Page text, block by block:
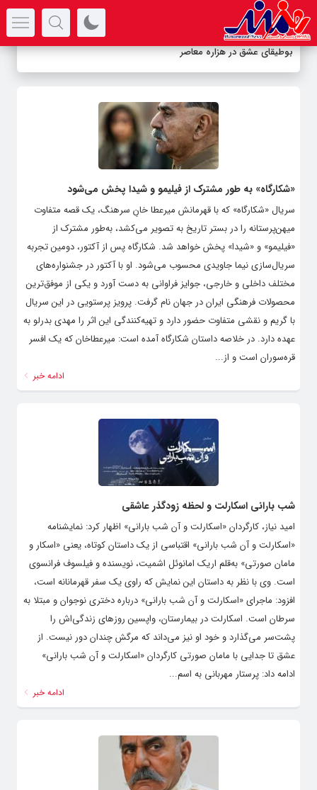
بوطیقای عشق در هزاره معاصر
«شکارگاه» به طور مشترک از فیلیمو و شیدا پخش می‌شود
سریال «شکارگاه» که با قهرمانش میرعطا خانِ سرهنگ، یک قصه متفاوت
میهن‌پرستانه را در بستر تاریخ به تصویر می‌کشد، به‌طور مشترک از
«فیلیمو» و «شیدا» پخش خواهد شد. شکارگاه پس از آکتور، دومین تجربه
سریال‌سازی نیما جاویدی محسوب می‌شود. او با آکتور در جشنواره‌های
مختلف داخلی و خارجی، جوایز فراوانی به دست آورد و یکی از موفق‌ترین
محصولات فرهنگی ایران در جهان نام گرفت. پرویز پرستویی در این سریال
با گریم و نقشی متفاوت حضور دارد و تهیه‌کنندگی این اثر را مهدی بدرلو به
عهده دارد. در خلاصه داستان شکارگاه آمده است: میرعطاخان که یک افسر
قره‌سوران است و از...
ادامه خبر
شب بارانی اسکارلت و لحظه زودگذر عاشقی
امید نیاز، کارگردان «اسکارلت و آن شب بارانی» اظهار کرد: نمایشنامه
«اسکارلت و آن شب بارانی» اقتباسی از یک داستان کوتاه، یعنی «اسکار و
مامان صورتی» به‌قلم اریک امانوئل اشمیت، نویسنده و فیلسوف فرانسوی
است. وی با نظر به داستان این نمایش که راوی یک سفر قهرمانانه است،
افزود: ماجرای «اسکارلت و آن شب بارانی» درباره دختری نوجوان و مبتلا به
سرطان است. اسکارلت در بیمارستان، واپسین روزهای زندگی‌اش را
پشت‌سر می‌گذارد و خود او نیز می‌داند که مرگش چندان دور نیست. از
عشق تا جدایی با مامان صورتی کارگردان «اسکارلت و آن شب بارانی»
ادامه داد: پرستار مهربانی به اسم...
ادامه خبر